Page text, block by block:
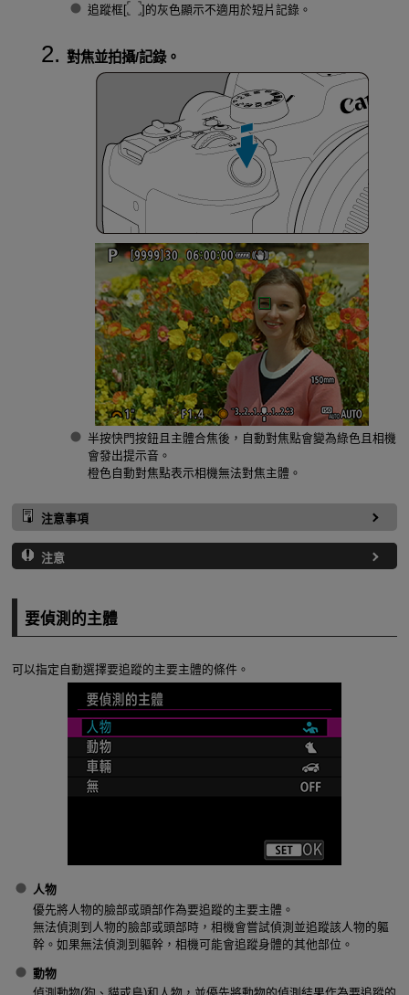
追蹤框[
]的灰色顯示不適用於短片記錄。
對焦並拍攝/記錄。
半按快門按鈕且主體合焦後，自動對焦點會變為綠色且相機
會發出提示音。
橙色自動對焦點表示相機無法對焦主體。
注意事項
注意
要偵測的主體
可以指定自動選擇要追蹤的主要主體的條件。
人物
優先將人物的臉部或頭部作為要追蹤的主要主體。
無法偵測到人物的臉部或頭部時，相機會嘗試偵測並追蹤該人物的軀
幹。如果無法偵測到軀幹，相機可能會追蹤身體的其他部位。
動物